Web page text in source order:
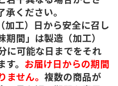
ください。
加工）日から安全に召し
間」は製造（加工）
に可能な日までをそれ
。 お届け日からの期間
せん。 複数の商品が